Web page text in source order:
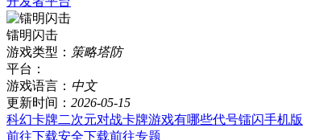
镭明闪击
游戏类型： 策略塔防
平台：
游戏语言： 中文
更新时间： 2026-05-15
科幻卡牌二次元对战卡牌游戏有哪些代号镭闪手机版
前往下载安全下载前往专题